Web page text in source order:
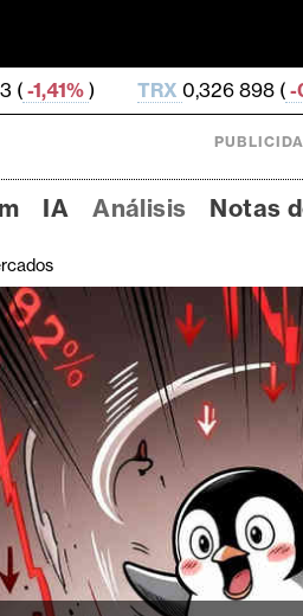
0,326 898 ( -0,26%) HYPE
IA Análisis Notas